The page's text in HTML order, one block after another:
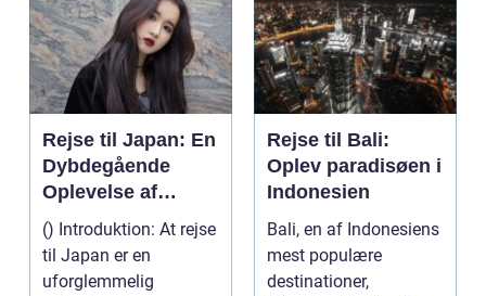
Rejse til Japan: En
Dybdegående
Oplevelse af
Kultur og Historie
() Introduktion: At rejse
til Japan er en
uforglemmelig
Rejse til Bali:
Oplev paradisøen i
Indonesien
Bali, en af Indonesiens
mest populære
destinationer,